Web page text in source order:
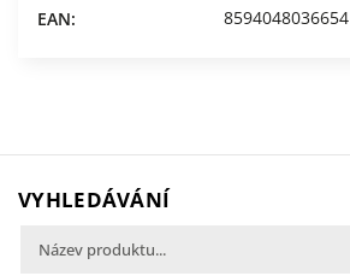
EAN: 8594048036654
VYHLEDÁVÁNÍ